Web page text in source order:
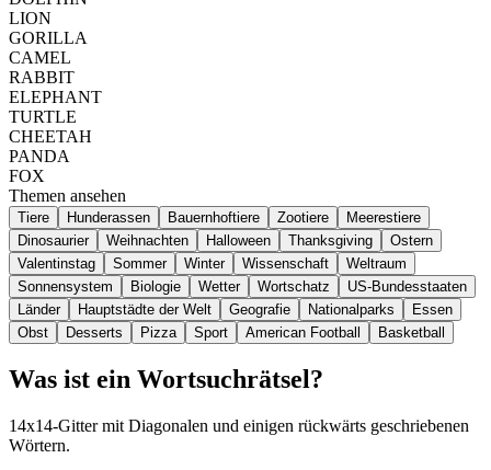
LION
GORILLA
CAMEL
RABBIT
ELEPHANT
TURTLE
CHEETAH
PANDA
FOX
Themen ansehen
Tiere Hunderassen Bauernhoftiere Zootiere
Meerestiere
Dinosaurier
Weihnachten Halloween Thanksgiving
Ostern
Valentinstag
Sommer Winter Wissenschaft
Weltraum
Sonnensystem
Biologie Wetter Wortschatz
US-Bundesstaaten
Länder
Hauptstädte der Welt Geografie Nationalparks
Essen
Obst
Desserts Pizza Sport American Football Basketball
Was ist ein Wortsuchrätsel?
14x14-Gitter mit Diagonalen und einigen rückwärts geschriebenen
Wörtern.